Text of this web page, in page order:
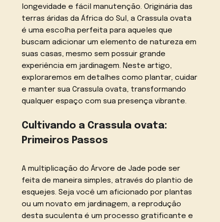
longevidade e fácil manutenção. Originária das
terras áridas da África do Sul, a Crassula ovata
é uma escolha perfeita para aqueles que
buscam adicionar um elemento de natureza em
suas casas, mesmo sem possuir grande
experiência em jardinagem. Neste artigo,
exploraremos em detalhes como plantar, cuidar
e manter sua Crassula ovata, transformando
qualquer espaço com sua presença vibrante.
Cultivando a Crassula ovata:
Primeiros Passos
A multiplicação do Árvore de Jade pode ser
feita de maneira simples, através do plantio de
esquejes. Seja você um aficionado por plantas
ou um novato em jardinagem, a reprodução
desta suculenta é um processo gratificante e